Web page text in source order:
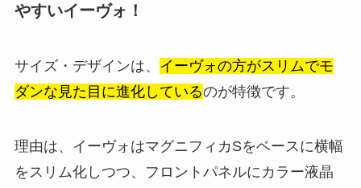
やすいイーヴォ！
サイズ・デザインは、
イーヴォの方がスリムでモ
ダンな見た目に進化しているのが特徴です。
理由は、イーヴォはマグニフィカSをベースに横幅
をスリム化しつつ、フロントパネルにカラー液晶